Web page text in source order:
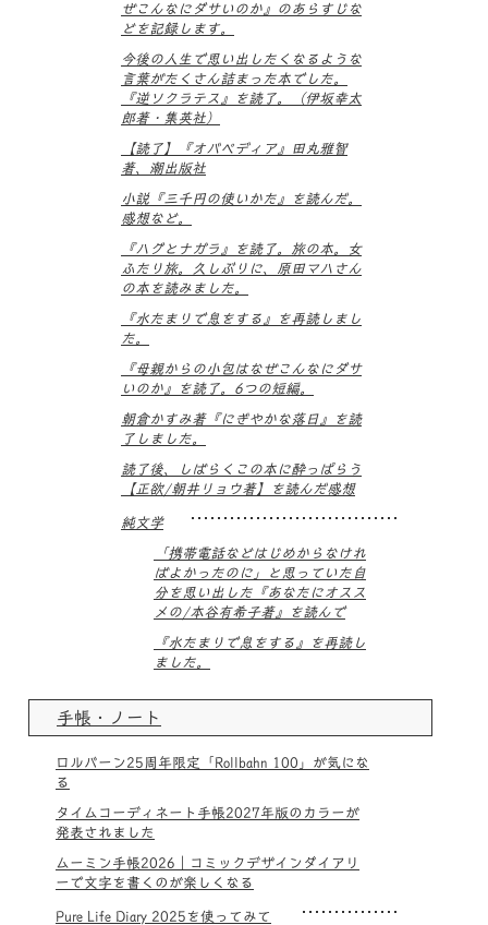
ぜこんなにダサいのか』のあらすじな
どを記録します。
今後の人生で思い出したくなるような
言葉がたくさん詰まった本でした。
『逆ソクラテス』を読了。（伊坂幸太
郎著・集英社）
【読了】『オバペディア』田丸雅智
著、潮出版社
小説『三千円の使いかた』を読んだ。
感想など。
『ハグとナガラ』を読了。旅の本。女
ふたり旅。久しぶりに、原田マハさん
の本を読みました。
『水たまりで息をする』を再読しまし
た。
『母親からの小包はなぜこんなにダサ
いのか』を読了。6つの短編。
朝倉かすみ著『にぎやかな落日』を読
了しました。
読了後、しばらくこの本に酔っぱらう
【正欲/朝井リョウ著】を読んだ感想
純文学
「携帯電話などはじめからなけれ
ばよかったのに」と思っていた自
分を思い出した『あなたにオスス
メの/本谷有希子著』を読んで
『水たまりで息をする』を再読し
ました。
手帳・ノート
ロルバーン25周年限定「Rollbahn 100」が気にな
る
タイムコーディネート手帳2027年版のカラーが
発表されました
ムーミン手帳2026｜コミックデザインダイアリ
ーで文字を書くのが楽しくなる
Pure Life Diary 2025を使ってみて